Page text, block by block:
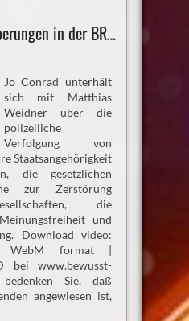
Politische Säuberungen in der BRD?
Jo Conrad unterhält
sich mit Matthias
Weidner über die
polizeiliche
Verfolgung von
Staatsangehörigkeit
die gesetzlichen
zur Zerstörung
die
und
Download video:
format |
bei www.bewusst-
Sie, daß
angewiesen ist,